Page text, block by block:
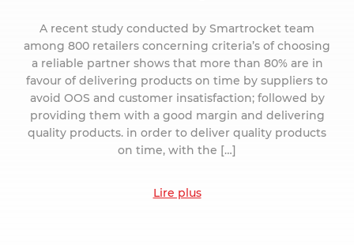
A recent study conducted by Smartrocket team
among 800 retailers concerning criteria’s of choosing
a reliable partner shows that more than 80% are in
favour of delivering products on time by suppliers to
avoid OOS and customer insatisfaction; followed by
providing them with a good margin and delivering
quality products. in order to deliver quality products
on time, with the […]
Lire plus